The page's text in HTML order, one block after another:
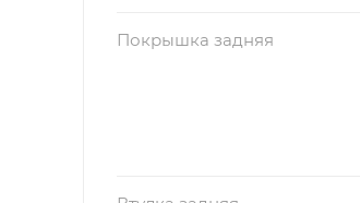
Покрышка задняя